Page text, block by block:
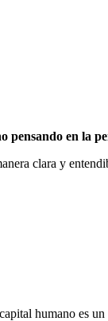
pensando en la
clara y
humano es